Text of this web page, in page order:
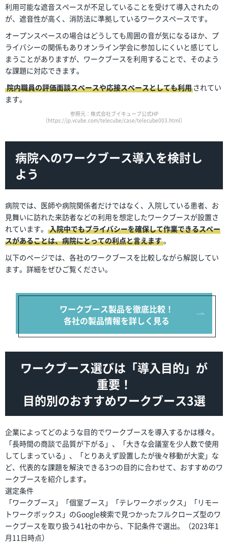
利用可能な遮音スペースが不足していることを受けて導入されたの
が、遮音性が高く、消防法に準拠しているワークスペースです。
オープンスペースの場合はどうしても周囲の音が気になるほか、プ
ライバシーの関係もありオンライン学会に参加しにくいと感じてし
まうことがありますが、ワークブースを利用することで、そのよう
な課題に対応できます。
院内職員の評価面談スペースや応接スペースとしても利用 されてい
ます。
参照元：株式会社ブイキューブ公式HP
（https://jp.vcube.com/telecube/case/telecube003.html）
病院へのワークブース導入を検討し
よう
病院では、医師や病院関係者だけではなく、入院している患者、お
見舞いに訪れた来訪者などの利用を想定したワークブースが設置さ
れています。 入院中でもプライバシーを確保して作業できるスペー
スがあることは、病院にとっての利点と言えます。
以下のページでは、各社のワークブースを比較しながら解説してい
ます。詳細をぜひご覧ください。
ワークブース製品を徹底比較！
各社の製品情報を詳しく見る
ワークブース選びは「導入目的」が
重要！
目的別のおすすめワークブース3選
企業によってどのような目的でワークブースを導入するかは様々。
「長時間の商談で品質が下がる」、「大きな会議室を少人数で使用
してしまっている」、「とりあえず設置したが後々移動が大変」な
ど、代表的な課題を解決できる3つの目的に合わせて、おすすめのワ
ークブースを紹介します。
選定条件
「ワークブース」「個室ブース」「テレワークボックス」「リモー
トワークボックス」のGoogle検索で見つかったフルクローズ型のワ
ークブースを取り扱う41社の中から、下記条件で選出。（2023年1
月11日時点）